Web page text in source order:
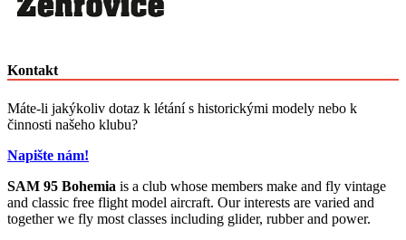
Kontakt
Máte-li jakýkoliv dotaz k létání s historickými modely nebo k
činnosti našeho klubu?
Napište nám!
SAM 95 Bohemia is a club whose members make and fly vintage
and classic free flight model aircraft. Our interests are varied and
together we fly most classes including glider, rubber and power.